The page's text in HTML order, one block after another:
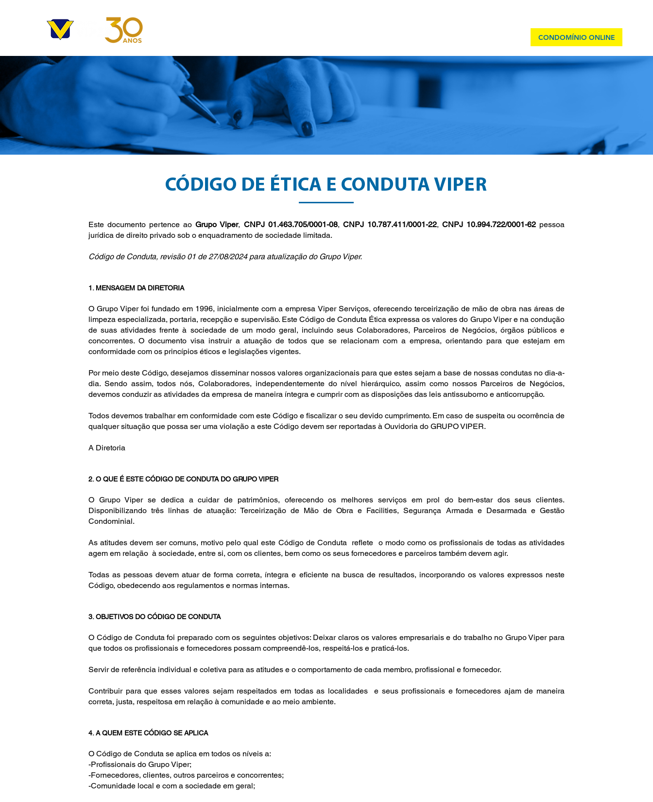
CONDOMÍNIO ONLINE
CÓDIGO DE ÉTICA E CONDUTA VIPER
Este documento pertence aoGrupo Viper, CNPJ 01.463.705/0001-08, CNPJ 10.787.411/0001-22, CNPJ 10.994.722/0001-62 pessoa
jurídica de direito privado sob o enquadramento de sociedade limitada.
Código de Conduta, revisão 01 de 27/08/2024 para atualização do Grupo Viper.
1. MENSAGEM DA DIRETORIA
O Grupo Viper foi fundado em 1996, inicialmente com a empresa Viper Serviços, oferecendo terceirização de mão de obra nas áreas de
limpeza especializada, portaria, recepção e supervisão. Este Código de Conduta Ética expressa os valores do Grupo Viper e na condução
de suas atividades frente à sociedade de um modo geral, incluindo seus Colaboradores, Parceiros de Negócios, órgãos públicos e
concorrentes. O documento visa instruir a atuação de todos que se relacionam com a empresa, orientando para que estejam em
conformidade com os princípios éticos e legislações vigentes.
Por meio deste Código, desejamos disseminar nossos valores organizacionais para que estes sejam a base de nossas condutas no dia-a-
dia. Sendo assim, todos nós, Colaboradores, independentemente do nível hierárquico, assim como nossos Parceiros de Negócios,
devemos conduzir as atividades da empresa de maneira íntegra e cumprir com as disposições das leis antissuborno e anticorrupção.
Todos devemos trabalhar em conformidade com este Código e fiscalizar o seu devido cumprimento. Em caso de suspeita ou ocorrência de
qualquer situação que possa ser uma violação a este Código devem ser reportadas à Ouvidoria do GRUPO VIPER.
A Diretoria
2. O QUE É ESTE CÓDIGO DE CONDUTA DO GRUPO VIPER
O Grupo Viper se dedica a cuidar de patrimônios, oferecendo os melhores serviços em prol do bem-estar dos seus clientes.
Disponibilizando três linhas de atuação: Terceirização de Mão de Obra e Facilities, Segurança Armada e Desarmada e Gestão
Condominial.
As atitudes devem ser comuns, motivo pelo qual este Código de Conduta reflete o modo como os profissionais de todas as atividades
agem em relação à sociedade, entre si, com os clientes, bem como os seus fornecedores e parceiros também devem agir.
Todas as pessoas devem atuar de forma correta, íntegra e eficiente na busca de resultados, incorporando os valores expressos neste
Código, obedecendo aos regulamentos e normas internas.
3. OBJETIVOS DO CÓDIGO DE CONDUTA
O Código de Conduta foi preparado com os seguintes objetivos: Deixar claros os valores empresariais e do trabalho no Grupo Viper para
que todos os profissionais e fornecedores possam compreendê-los, respeitá-los e praticá-los.
Servir de referência individual e coletiva para as atitudes e o comportamento de cada membro, profissional e fornecedor.
Contribuir para que esses valores sejam respeitados em todas as localidades e seus profissionais e fornecedores ajam de maneira
correta, justa, respeitosa em relação à comunidade e ao meio ambiente.
4. A QUEM ESTE CÓDIGO SE APLICA
O Código de Conduta se aplica em todos os níveis a:
-Profissionais do Grupo Viper;
-Fornecedores, clientes, outros parceiros e concorrentes;
-Comunidade local e com a sociedade em geral;